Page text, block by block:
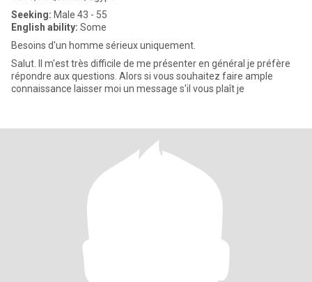
Seeking: Male 43 - 55
English ability: Some
Besoins d'un homme sérieux uniquement.
Salut. Il m'est très difficile de me présenter en général je préfère
répondre aux questions. Alors si vous souhaitez faire ample
connaissance laisser moi un message s'il vous plaît je